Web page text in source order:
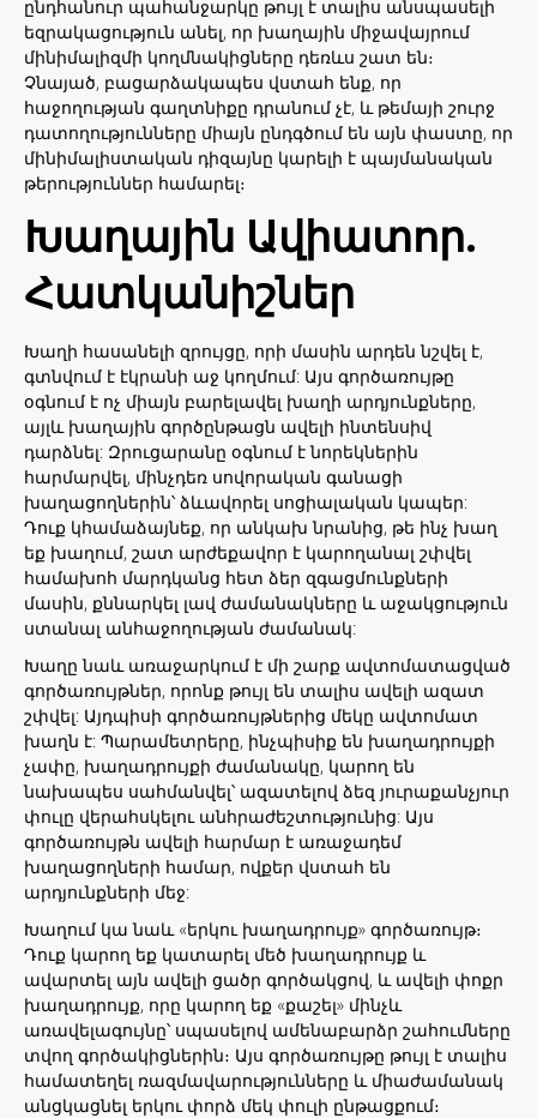
ընդհանուր պահանջարկը թույլ է տալիս անսպասելի
եզրակացություն անել, որ խաղային միջավայրում
մինիմալիզմի կողմնակիցները դեռևս շատ են։
Չնայած, բացարձակապես վստահ ենք, որ
հաջողության գաղտնիքը դրանում չէ, և թեմայի շուրջ
դատողությունները միայն ընդգծում են այն փաստը, որ
մինիմալիստական ​​դիզայնը կարելի է պայմանական
թերություններ համարել։
Խաղային Ավիատոր.
Հատկանիշներ
Խաղի հասանելի զրույցը, որի մասին արդեն նշվել է,
գտնվում է էկրանի աջ կողմում: Այս գործառույթը
օգնում է ոչ միայն բարելավել խաղի արդյունքները,
այլև խաղային գործընթացն ավելի ինտենսիվ
դարձնել: Զրուցարանը օգնում է նորեկներին
հարմարվել, մինչդեռ սովորական գանացի
խաղացողներին՝ ձևավորել սոցիալական կապեր:
Դուք կհամաձայնեք, որ անկախ նրանից, թե ինչ խաղ
եք խաղում, շատ արժեքավոր է կարողանալ շփվել
համախոհ մարդկանց հետ ձեր զգացմունքների
մասին, քննարկել լավ ժամանակները և աջակցություն
ստանալ անհաջողության ժամանակ:
Խաղը նաև առաջարկում է մի շարք ավտոմատացված
գործառույթներ, որոնք թույլ են տալիս ավելի ազատ
շփվել: Այդպիսի գործառույթներից մեկը ավտոմատ
խաղն է: Պարամետրերը, ինչպիսիք են խաղադրույքի
չափը, խաղադրույքի ժամանակը, կարող են
նախապես սահմանվել՝ ազատելով ձեզ յուրաքանչյուր
փուլը վերահսկելու անհրաժեշտությունից: Այս
գործառույթն ավելի հարմար է առաջադեմ
խաղացողների համար, ովքեր վստահ են
արդյունքների մեջ:
Խաղում կա նաև «երկու խաղադրույք» գործառույթ։
Դուք կարող եք կատարել մեծ խաղադրույք և
ավարտել այն ավելի ցածր գործակցով, և ավելի փոքր
խաղադրույք, որը կարող եք «քաշել» մինչև
առավելագույնը՝ սպասելով ամենաբարձր շահումները
տվող գործակիցներին։ Այս գործառույթը թույլ է տալիս
համատեղել ռազմավարությունները և միաժամանակ
անցկացնել երկու փորձ մեկ փուլի ընթացքում։